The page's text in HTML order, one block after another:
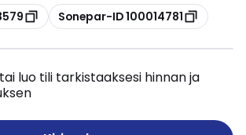
Kopioi
Sonepar-ID 100014781
luo tili tarkistaaksesi hinnan ja